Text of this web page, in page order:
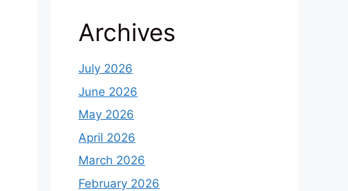
Archives
July 2026
June 2026
May 2026
April 2026
March 2026
February 2026